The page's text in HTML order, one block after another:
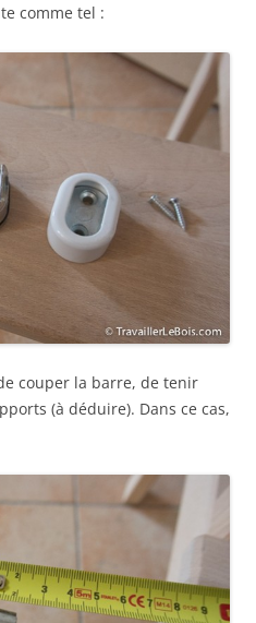
comme tel :
couper la barre, de tenir
(à déduire). Dans ce cas,